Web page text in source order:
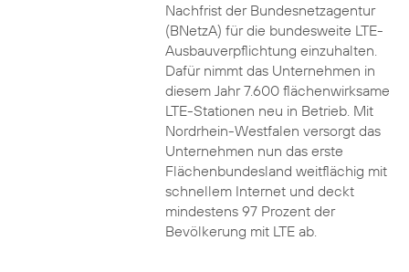
Nachfrist der Bundesnetzagentur
(BNetzA) für die bundesweite LTE-
Ausbauverpflichtung einzuhalten.
Dafür nimmt das Unternehmen in
diesem Jahr 7.600 flächenwirksame
LTE-Stationen neu in Betrieb. Mit
Nordrhein-Westfalen versorgt das
Unternehmen nun das erste
Flächenbundesland weitflächig mit
schnellem Internet und deckt
mindestens 97 Prozent der
Bevölkerung mit LTE ab.